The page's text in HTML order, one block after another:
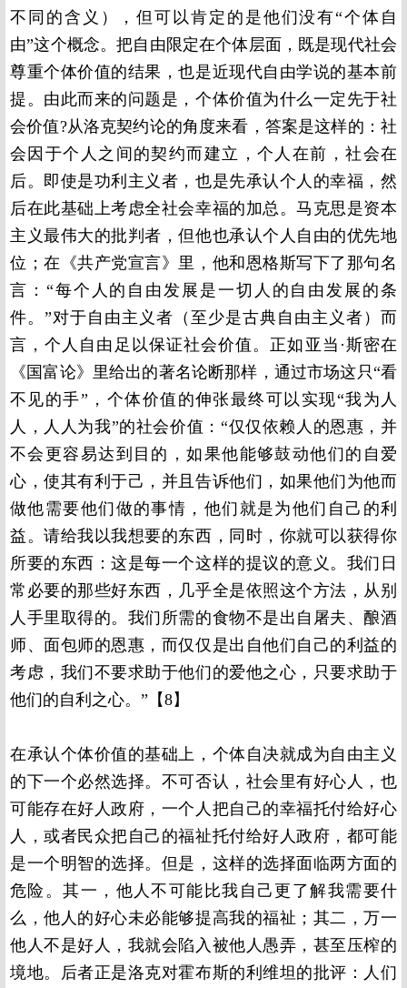
不同的含义），但可以肯定的是他们没有“个体自
由”这个概念。把自由限定在个体层面，既是现代社会
尊重个体价值的结果，也是近现代自由学说的基本前
提。由此而来的问题是，个体价值为什么一定先于社
会价值?从洛克契约论的角度来看，答案是这样的：社
会因于个人之间的契约而建立，个人在前，社会在
后。即使是功利主义者，也是先承认个人的幸福，然
后在此基础上考虑全社会幸福的加总。马克思是资本
主义最伟大的批判者，但他也承认个人自由的优先地
位；在《共产党宣言》里，他和恩格斯写下了那句名
言：“每个人的自由发展是一切人的自由发展的条
件。”对于自由主义者（至少是古典自由主义者）而
言，个人自由足以保证社会价值。正如亚当·斯密在
《国富论》里给出的著名论断那样，通过市场这只“看
不见的手”，个体价值的伸张最终可以实现“我为人
人，人人为我”的社会价值：“仅仅依赖人的恩惠，并
不会更容易达到目的，如果他能够鼓动他们的自爱
心，使其有利于己，并且告诉他们，如果他们为他而
做他需要他们做的事情，他们就是为他们自己的利
益。请给我以我想要的东西，同时，你就可以获得你
所要的东西：这是每一个这样的提议的意义。我们日
常必要的那些好东西，几乎全是依照这个方法，从别
人手里取得的。我们所需的食物不是出自屠夫、酿酒
师、面包师的恩惠，而仅仅是出自他们自己的利益的
考虑，我们不要求助于他们的爱他之心，只要求助于
他们的自利之心。”【8】
在承认个体价值的基础上，个体自决就成为自由主义
的下一个必然选择。不可否认，社会里有好心人，也
可能存在好人政府，一个人把自己的幸福托付给好心
人，或者民众把自己的福祉托付给好人政府，都可能
是一个明智的选择。但是，这样的选择面临两方面的
危险。其一，他人不可能比我自己更了解我需要什
么，他人的好心未必能够提高我的福祉；其二，万一
他人不是好人，我就会陷入被他人愚弄，甚至压榨的
境地。后者正是洛克对霍布斯的利维坦的批评：人们